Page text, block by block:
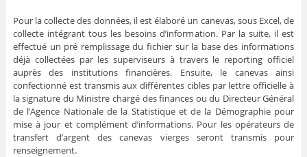
Pour la collecte des données, il est élaboré un canevas, sous Excel, de
collecte intégrant tous les besoins d’information. Par la suite, il est
effectué un pré remplissage du fichier sur la base des informations
déjà collectées par les superviseurs à travers le reporting officiel
auprès des institutions financières. Ensuite, le canevas ainsi
confectionné est transmis aux différentes cibles par lettre officielle à
la signature du Ministre chargé des finances ou du Directeur Général
de l’Agence Nationale de la Statistique et de la Démographie pour
mise à jour et complément d’informations. Pour les opérateurs de
transfert d’argent des canevas vierges seront transmis pour
renseignement.